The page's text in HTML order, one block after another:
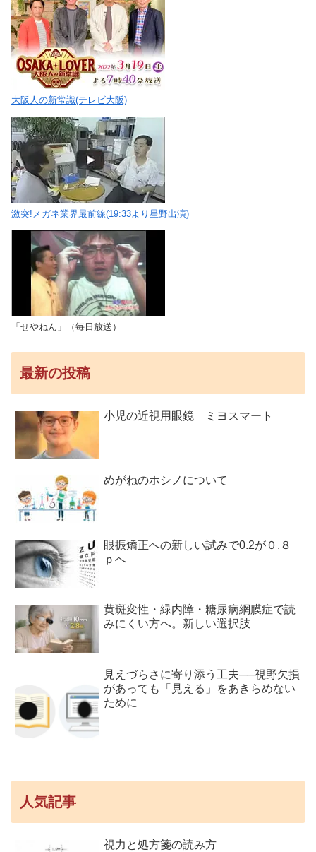
大阪人の新常識(テレビ大阪)
激突!メガネ業界最前線(19:33より星野出演)
「せやねん」（毎日放送）
最新の投稿
小児の近視用眼鏡 ミヨスマート
めがねのホシノについて
眼振矯正への新しい試みで0.2が０.８
ｐへ
黄斑変性・緑内障・糖尿病網膜症で読
みにくい方へ。新しい選択肢
見えづらさに寄り添う工夫──視野欠損
があっても「見える」をあきらめない
ために
人気記事
視力と処方箋の読み方